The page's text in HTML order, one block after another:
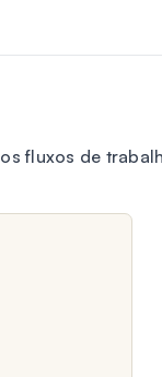
fluxos de